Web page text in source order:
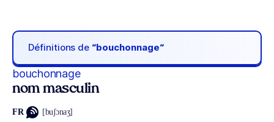
Définitions de “bouchonnage“
bouchonnage
nom masculin
FR [buʃɔnaʒ]